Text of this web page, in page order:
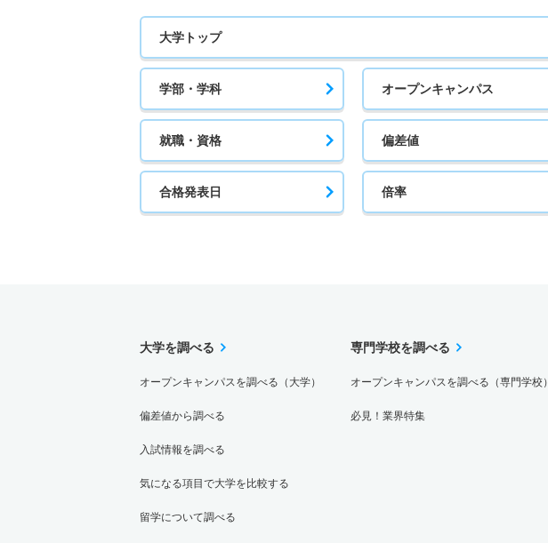
大学トップ
学部・学科 オープンキャンパス
就職・資格 偏差値
合格発表日 倍率
大学を調べる
オープンキャンパスを調べる（大学）
偏差値から調べる
入試情報を調べる
気になる項目で大学を比較する
留学について調べる
専門学校を調べる
オープンキャンパスを調べる（専門学校）
必見！業界特集